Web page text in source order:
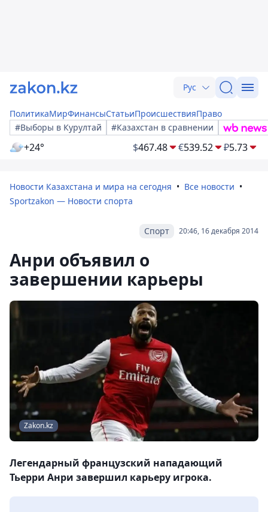
Рус
ПолитикаМирФинансыСтатьиПроисшествияПраво
#Выборы в Курултай
#Казахстан в сравнении
+24° $467.48 €539.52 ₽5.73
Новости Казахстана и мира на сегодня
Все новости
Sportzakon — Новости спорта
20:46, 16 декабря 2014
Спорт
Анри объявил о
завершении карьеры
Zakon.kz
Легендарный французский нападающий
Тьерри Анри завершил карьеру игрока.